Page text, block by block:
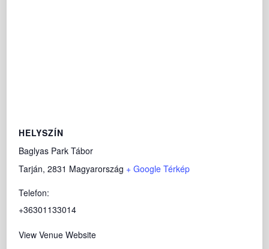
HELYSZÍN
Baglyas Park Tábor
Tarján, 2831 Magyarország + Google Térkép
Telefon:
+36301133014
View Venue Website